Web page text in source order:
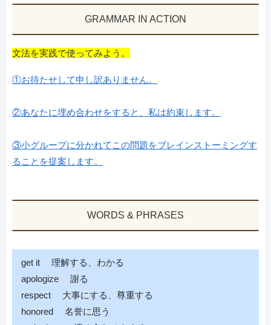
GRAMMAR IN ACTION
文法を実践で使ってみよう。
①お待たせして申し訳ありません。
②あなたに埋め合わせをすると、私は約束します。
③小グループに分かれてこの問題をブレインストーミングす
ることを提案します。
WORDS & PHRASES
get it 理解する、わかる
apologize 謝る
respect 大事にする、尊重する
honored 名誉に思う